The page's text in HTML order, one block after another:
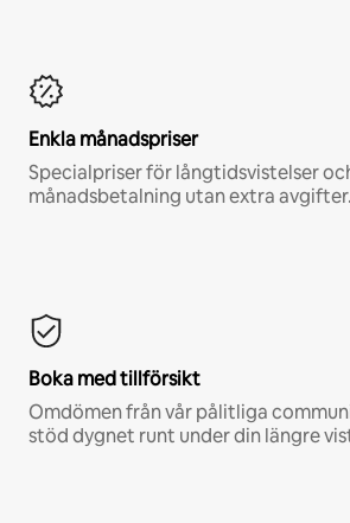
Enkla månadspriser
Specialpriser för långtidsvistelser
månadsbetalning utan extra
Boka med tillförsikt
Omdömen från vår pålitliga
stöd dygnet runt under din längre